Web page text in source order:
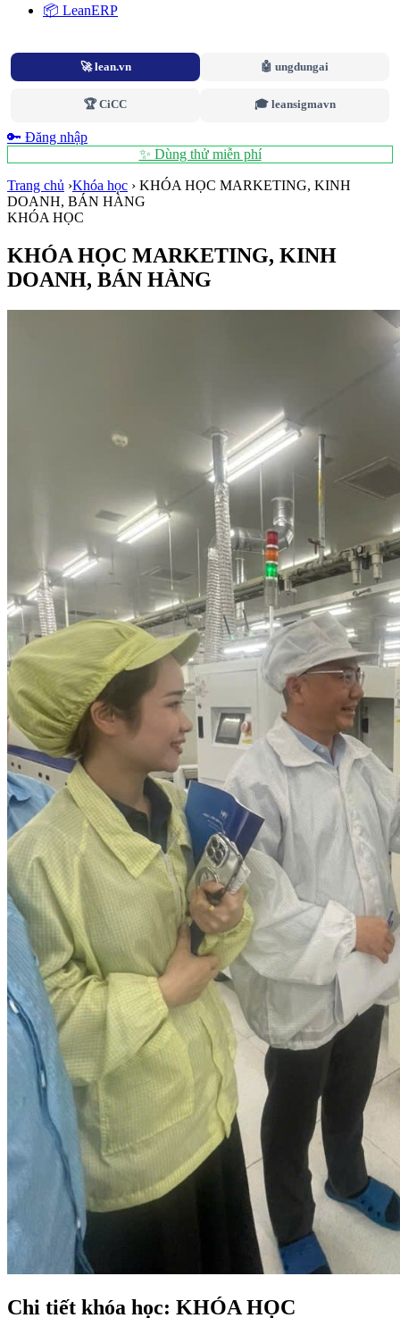
📦 LeanERP
🚀 lean.vn 🤖 ungdungai
🏆 CiCC 🎓 leansigmavn
🔑 Đăng nhập
✨ Dùng thử miễn phí
Trang chủ ›Khóa học › KHÓA HỌC MARKETING, KINH
DOANH, BÁN HÀNG
KHÓA HỌC
KHÓA HỌC MARKETING, KINH
DOANH, BÁN HÀNG
Chi tiết khóa học: KHÓA HỌC